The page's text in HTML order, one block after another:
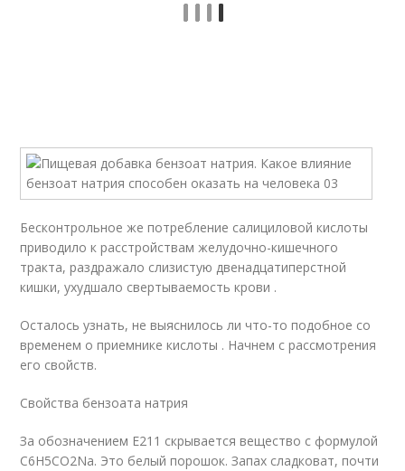
Бесконтрольное же потребление салициловой кислоты
приводило к расстройствам желудочно-кишечного
тракта, раздражало слизистую двенадцатиперстной
кишки, ухудшало свертываемость крови .
Осталось узнать, не выяснилось ли что-то подобное со
временем о приемнике кислоты . Начнем с рассмотрения
его свойств.
Свойства бензоата натрия
За обозначением Е211 скрывается вещество с формулой
C6H5CO2Na. Это белый порошок. Запах сладковат, почти